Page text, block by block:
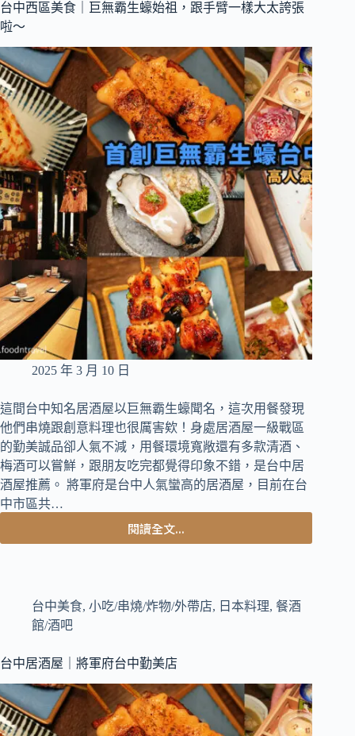
~
甜
鳳
梨
優
格
慕
斯
與
草
莓
乳
酪
蛋
糕
台中西區美食｜巨無霸生蠔始祖，跟手臂一樣大太誇張
啦～
2025 年 3 月 10 日
這間台中知名居酒屋以巨無霸生蠔聞名，這次用餐發現
他們串燒跟創意料理也很厲害欸！身處居酒屋一級戰區
的勤美誠品卻人氣不減，用餐環境寬敞還有多款清酒、
梅酒可以嘗鮮，跟朋友吃完都覺得印象不錯，是台中居
酒屋推薦。 將軍府是台中人氣蠻高的居酒屋，目前在台
中市區共…
閱讀全文...
台
美
無
霸
生
蠔
台中美食, 小吃/串燒/炸物/外帶店, 日本料理, 餐酒
館/酒吧
台中居酒屋｜將軍府台中勤美店